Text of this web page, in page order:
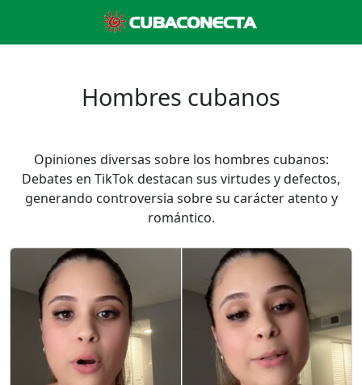
Hombres cubanos
Opiniones diversas sobre los hombres cubanos:
Debates en TikTok destacan sus virtudes y defectos,
generando controversia sobre su carácter atento y
romántico.